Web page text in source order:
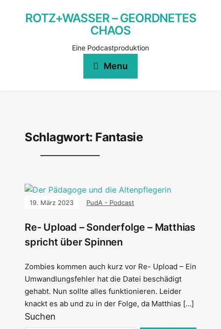
ROTZ+WASSER – GEORDNETES
CHAOS
Eine Podcastproduktion
Menu
Schlagwort: Fantasie
19. März 2023 PudA - Podcast
Re- Upload – Sonderfolge – Matthias
spricht über Spinnen
Zombies kommen auch kurz vor Re- Upload – Ein
Umwandlungsfehler hat die Datei beschädigt
gehabt. Nun sollte alles funktionieren. Leider
knackt es ab und zu in der Folge, da Matthias […]
Suchen